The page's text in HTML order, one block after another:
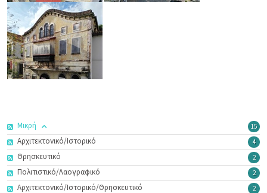
15
Μικρή
4
Αρχιτεκτονικό/Ιστορικό
2
Θρησκευτικό
2
Πολιτιστικό/Λαογραφικό
2
Αρχιτεκτονικό/Ιστορικό/Θρησκευτικό